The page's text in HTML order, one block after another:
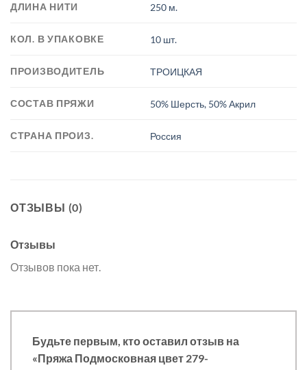
ДЛИНА НИТИ 250 м.
КОЛ. В УПАКОВКЕ 10 шт.
ПРОИЗВОДИТЕЛЬ ТРОИЦКАЯ
СОСТАВ ПРЯЖИ 50% Шерсть, 50% Акрил
СТРАНА ПРОИЗ. Россия
ОТЗЫВЫ (0)
Отзывы
Отзывов пока нет.
Будьте первым, кто оставил отзыв на
«Пряжа Подмосковная цвет 279-